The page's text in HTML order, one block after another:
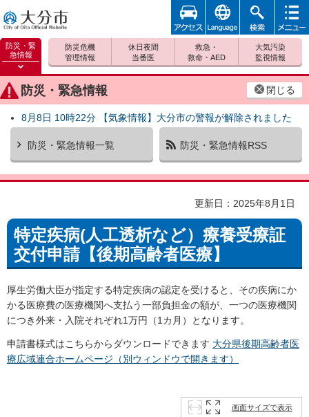
大分市
防災・緊
急情報
防災緊
急情報
を開く
防災・緊急情報 閉じる
8月8日 10時22分 【気象情報】大分市の警報が解除されました
防災・緊急情報一覧 防災・緊急情報RSS
防災危機
管理情報
休日夜間
当番医
救急・
救命・AED
大気汚染
監視情報
アクセ
ス
foreign 検索
メニュ
更新日：2025年8月1日
特定疾病(人工透析など）療養受療証
交付申請【後期高齢者医療】
厚生労働大臣が指定する特定疾病の認定を受けると、その疾病にか
かる医療費の医療機関へ支払う一部負担金の額が、一つの医療機関
につき外来・入院それぞれ1万円（1カ月）となります。
申請書様式はこちらからダウンロードできます 大分県後期高齢者医
療広域連合ホームページ（別ウィンドウで開きます）
画面サイズで表示